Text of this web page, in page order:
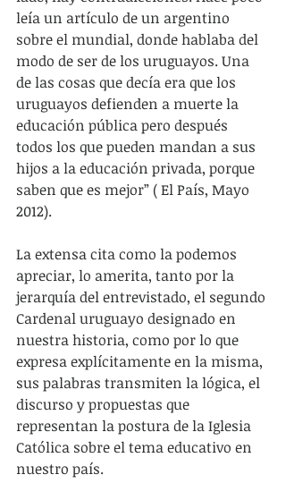
leía un artículo de un argentino
sobre el mundial, donde hablaba del
modo de ser de los uruguayos. Una
de las cosas que decía era que los
uruguayos defienden a muerte la
educación pública pero después
todos los que pueden mandan a sus
hijos a la educación privada, porque
saben que es mejor” ( El País, Mayo
2012).
La extensa cita como la podemos
apreciar, lo amerita, tanto por la
jerarquía del entrevistado, el segundo
Cardenal uruguayo designado en
nuestra historia, como por lo que
expresa explícitamente en la misma,
sus palabras transmiten la lógica, el
discurso y propuestas que
representan la postura de la Iglesia
Católica sobre el tema educativo en
nuestro país.